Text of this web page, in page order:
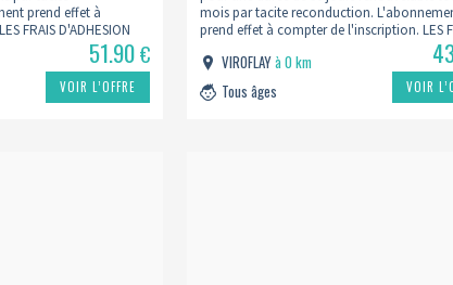
prend effet à
FRAIS D'ADHESION
DE LA SOUSCRIPTION
à l'accueil…51.90€
VOIR L’OFFRE
mois par tacite reconduction.
prend effet à compter de l'inscription. LES
D'ADHESION SONT OBLIGATOIRES LORS
SOUSCRIPTION A UN PASS. Ils…
VIROFLAYà 0 km
Tous âges
VOIR